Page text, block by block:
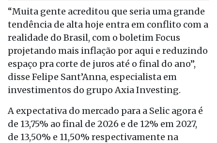
“Muita gente acreditou que seria uma grande
tendência de alta hoje entra em conflito com a
realidade do Brasil, com o boletim Focus
projetando mais inflação por aqui e reduzindo
espaço pra corte de juros até o final do ano”,
disse Felipe Sant’Anna, especialista em
investimentos do grupo Axia Investing.
A expectativa do mercado para a Selic agora é
de 13,75% ao final de 2026 e de 12% em 2027,
de 13,50% e 11,50% respectivamente na